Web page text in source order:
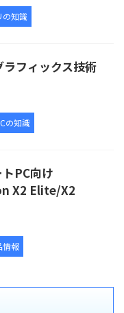
の知識
フィックス技術
の知識
PC向け
X2 Elite/X2
情報